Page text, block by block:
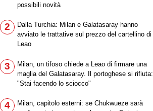
possibili novità
2
Dalla Turchia: Milan e Galatasaray hanno
avviato le trattative sul prezzo del cartellino di
Leao
3
Milan, un tifoso chiede a Leao di firmare una
maglia del Galatasaray. Il portoghese si rifiuta:
"Stai facendo lo sciocco"
4
Milan, capitolo esterni: se Chukwueze sarà